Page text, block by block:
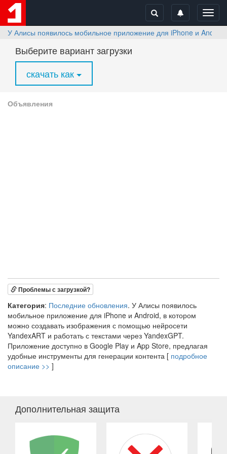
У Алисы появилось мобильное приложение для iPhone и
Выберите вариант загрузки
скачать как
Объявления
Проблемы с загрузкой?
Категория: Последние обновления. У Алисы появилось
мобильное приложение для iPhone и Android, в котором
можно создавать изображения с помощью нейросети
YandexART и работать с текстами через YandexGPT.
Приложение доступно в Google Play и App Store, предлагая
удобные инструменты для генерации контента [ подробное
описание >> ]
Дополнительная защита